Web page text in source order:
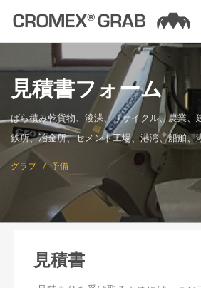
見積書フォーム
ばら積み乾貨物、浚渫、リサイクル、農業、
鉄所、冶金所、セメント工場、港湾、船舶、
グラブ 予備
見積書